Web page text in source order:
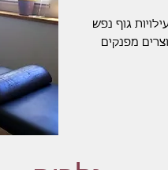
גוף נפש
מפנקים